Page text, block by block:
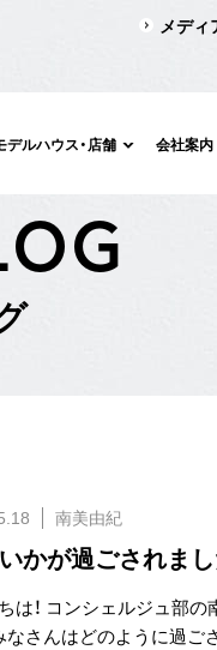
デルハウス・店舗 会社案内
メディ
OG
南美由紀
かが過ごされま
は！ コンシェルジュ部
なさんはどのように過